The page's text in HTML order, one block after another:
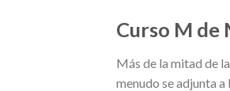
Curso M de
Más de la mitad de
menudo se adjunta